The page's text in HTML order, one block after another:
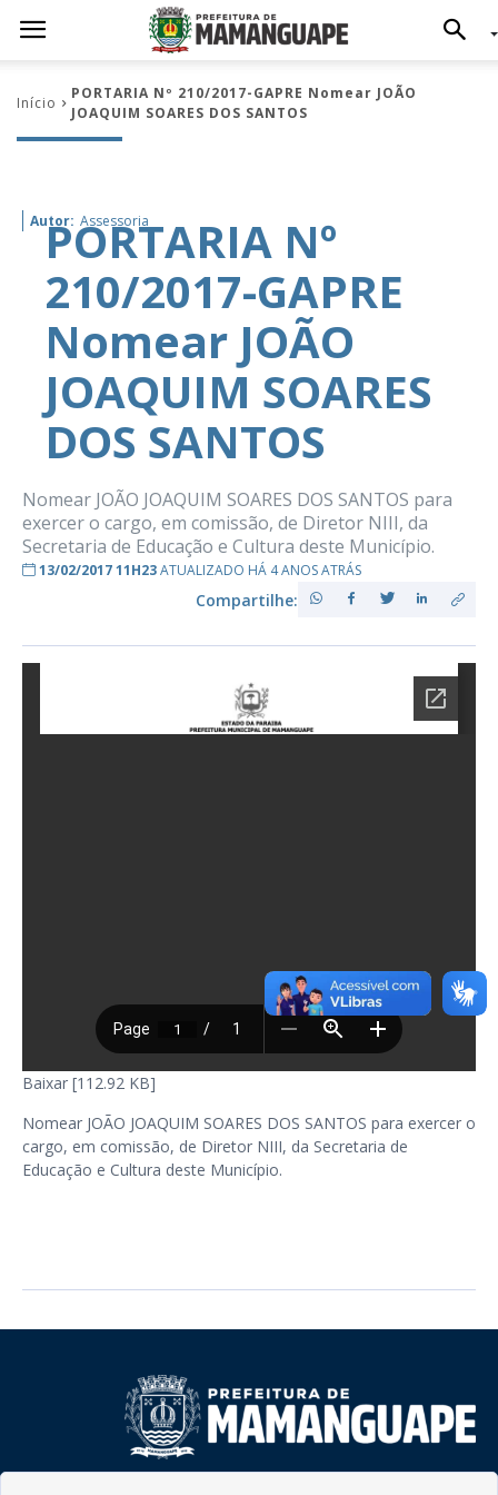
Início
PORTARIA Nº 210/2017-GAPRE Nomear JOÃO
JOAQUIM SOARES DOS SANTOS
Autor: Assessoria
PORTARIA Nº
210/2017-GAPRE
Nomear JOÃO
JOAQUIM SOARES
DOS SANTOS
Nomear JOÃO JOAQUIM SOARES DOS SANTOS para
exercer o cargo, em comissão, de Diretor NIII, da
Secretaria de Educação e Cultura deste Município.
13/02/2017 11H23ATUALIZADO HÁ 4 ANOS ATRÁS
Compartilhe:
Baixar [112.92 KB]
Nomear JOÃO JOAQUIM SOARES DOS SANTOS para exercer o
cargo, em comissão, de Diretor NIII, da Secretaria de
Educação e Cultura deste Município.